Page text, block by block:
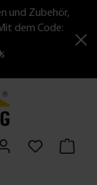
und Zubehör,
dem Code:
s